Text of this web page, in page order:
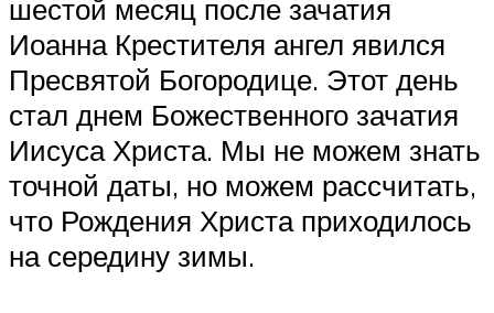
шестой месяц после зачатия
Иоанна Крестителя ангел явился
Пресвятой Богородице. Этот день
стал днем Божественного зачатия
Иисуса Христа. Мы не можем знать
точной даты, но можем рассчитать,
что Рождения Христа приходилось
на середину зимы.